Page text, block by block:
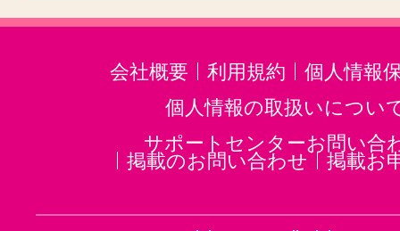
会社概要 利用規約
個人情報
個人情報の取扱いについ
サポートセンターお問い合
掲載のお問い合わせ
掲載お